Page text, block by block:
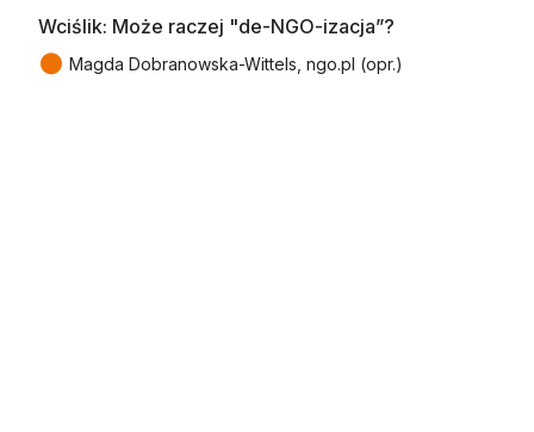
Wciślik: Może raczej "de-NGO-izacja”?
● Magda Dobranowska-Wittels, ngo.pl (opr.)